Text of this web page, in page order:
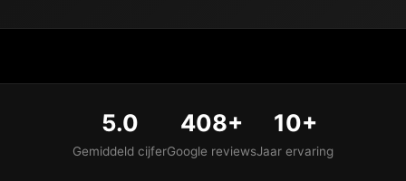
5.0
Gemiddeld cijfer
408+
Google reviews
10+
Jaar ervaring